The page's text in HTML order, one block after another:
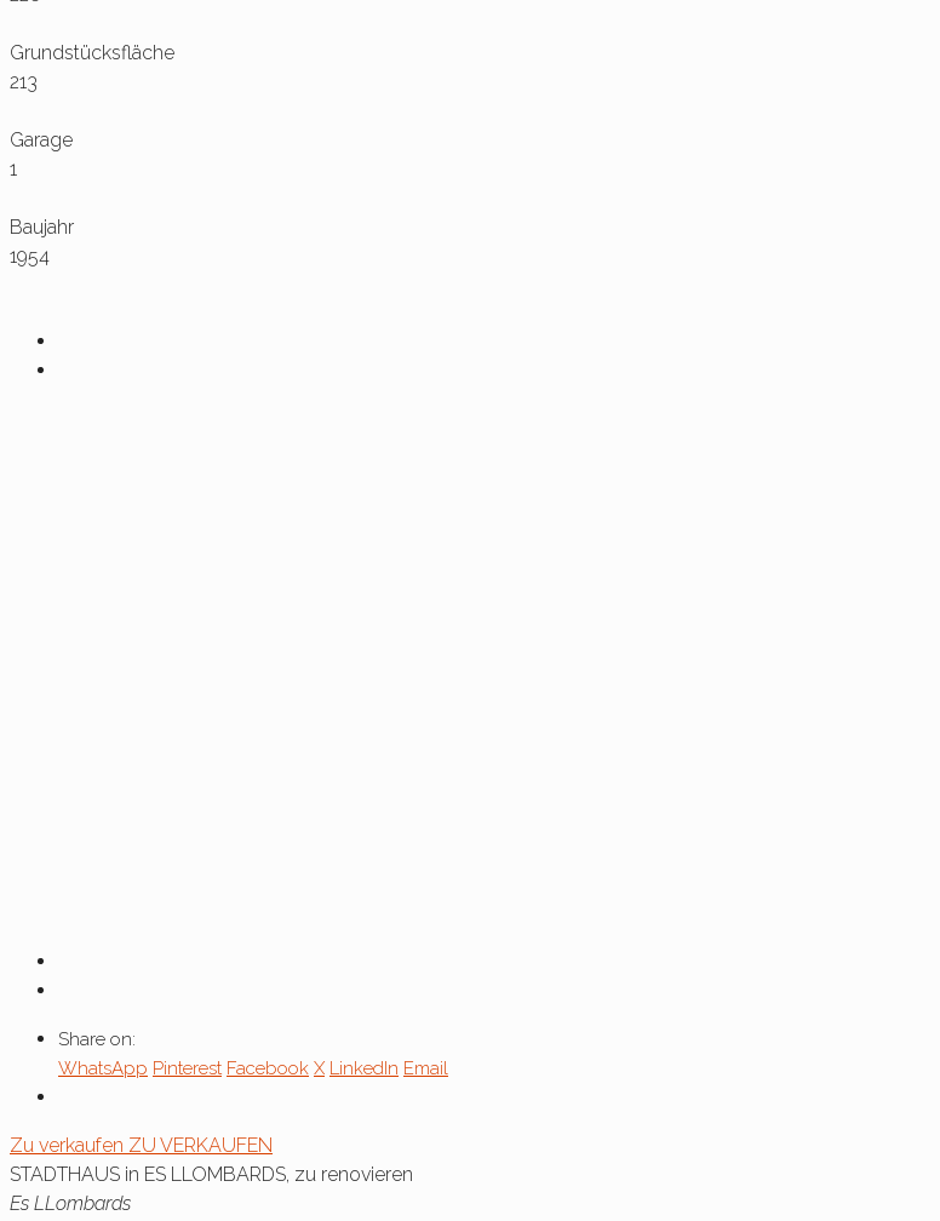
Grundstücksfläche
213
Garage
1
Baujahr
1954
Share on:
WhatsApp Pinterest Facebook X LinkedIn Email
Zu verkaufen ZU VERKAUFEN
STADTHAUS in ES LLOMBARDS, zu renovieren
Es LLombards